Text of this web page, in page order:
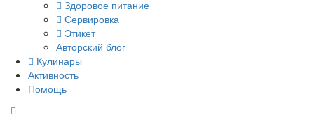
Здоровое питание
Сервировка
Этикет
Авторский блог
Кулинары
Активность
Помощь